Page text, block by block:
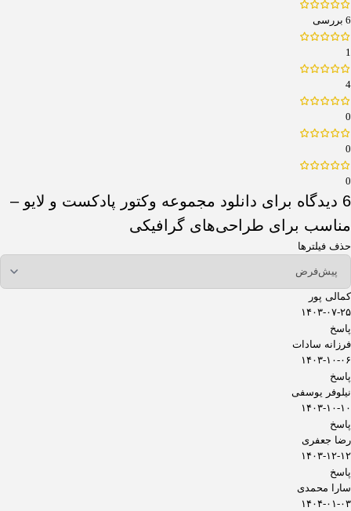
6 بررسی
1
4
0
0
0
6 دیدگاه برای
دانلود مجموعه وکتور پادکست و لایو –
مناسب برای طراحی‌های گرافیکی
حذف فیلترها
کمالی پور
۱۴۰۳-۰۷-۲۵
پاسخ
فرزانه سادات
۱۴۰۳-۱۰-۰۶
پاسخ
نیلوفر یوسفی
۱۴۰۳-۱۰-۱۰
پاسخ
رضا جعفری
۱۴۰۳-۱۲-۱۲
پاسخ
سارا محمدی
۱۴۰۴-۰۱-۰۳